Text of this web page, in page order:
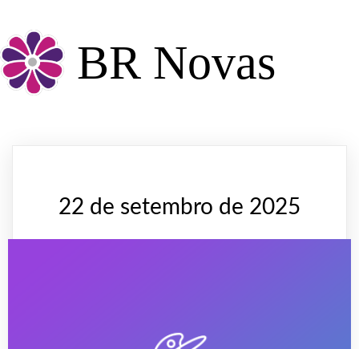
BR Novas
22 de setembro de 2025